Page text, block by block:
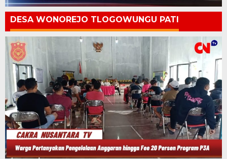
DESA WONOREJO TLOGOWUNGU PATI